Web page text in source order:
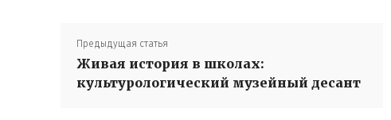
Предыдущая статья
Живая история в школах:
культурологический музейный десант